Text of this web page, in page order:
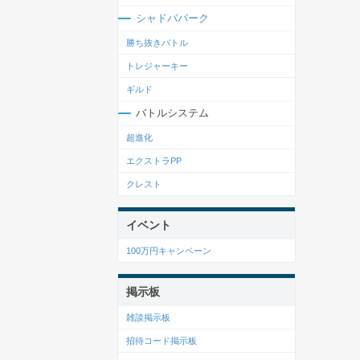
シャドバパーク
勝ち抜きバトル
トレジャーキー
ギルド
バトルシステム
超進化
エクストラPP
クレスト
イベント
100万円キャンペーン
掲示板
雑談掲示板
招待コード掲示板